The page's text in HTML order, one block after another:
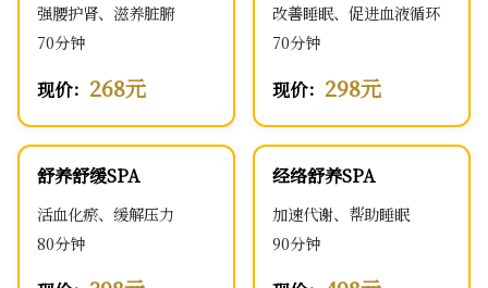
强腰护肾、滋养脏腑
70分钟
现价： 268元
改善睡眠、促进血液循环
70分钟
现价： 298元
舒养舒缓SPA
活血化瘀、缓解压力
80分钟
经络舒养SPA
加速代谢、帮助睡眠
90分钟